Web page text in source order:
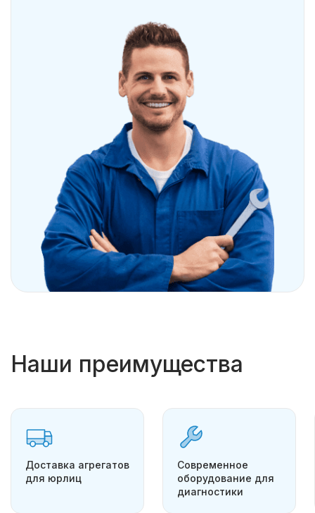
Наши преимущества
Доставка агрегатов
для юрлиц
Современное
оборудование для
диагностики